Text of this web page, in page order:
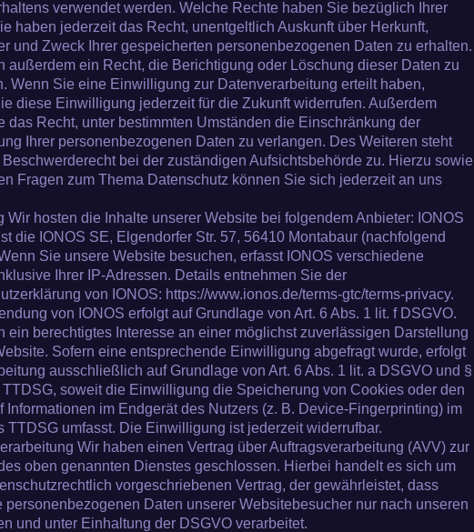
verwendet werden. Welche Rechte haben Sie bezüglich Ihrer
haben jederzeit das Recht, unentgeltlich Auskunft über Herkunft,
und Zweck Ihrer gespeicherten personenbezogenen Daten zu erhalten.
außerdem ein Recht, die Berichtigung oder Löschung dieser Daten zu
Wenn Sie eine Einwilligung zur Datenverarbeitung erteilt haben,
diese Einwilligung jederzeit für die Zukunft widerrufen. Außerdem
das Recht, unter bestimmten Umständen die Einschränkung der
Ihrer personenbezogenen Daten zu verlangen. Des Weiteren steht
Beschwerderecht bei der zuständigen Aufsichtsbehörde zu. Hierzu sowie
Fragen zum Thema Datenschutz können Sie sich jederzeit an uns
Wir hosten die Inhalte unserer Website bei folgendem Anbieter: IONOS
die IONOS SE, Elgendorfer Str. 57, 56410 Montabaur (nachfolgend
Sie unsere Website besuchen, erfasst IONOS verschiedene
Ihrer IP-Adressen. Details entnehmen Sie der
von IONOS: https://www.ionos.de/terms-gtc/terms-privacy.
von IONOS erfolgt auf Grundlage von Art. 6 Abs. 1 lit. f DSGVO.
ein berechtigtes Interesse an einer möglichst zuverlässigen Darstellung
Sofern eine entsprechende Einwilligung abgefragt wurde, erfolgt
ausschließlich auf Grundlage von Art. 6 Abs. 1 lit. a DSGVO und §
TTDSG, soweit die Einwilligung die Speicherung von Cookies oder den
Informationen im Endgerät des Nutzers (z. B. Device-Fingerprinting) im
TTDSG umfasst. Die Einwilligung ist jederzeit widerrufbar.
Wir haben einen Vertrag über Auftragsverarbeitung (AVV) zur
oben genannten Dienstes geschlossen. Hierbei handelt es sich um
vorgeschriebenen Vertrag, der gewährleistet, dass
personenbezogenen Daten unserer Websitebesucher nur nach unseren
und unter Einhaltung der DSGVO verarbeitet.